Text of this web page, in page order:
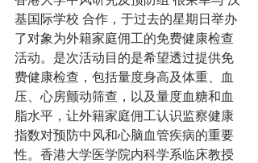
基国际学校 合作，于过去的星期日举办
了对象为外籍家庭佣工的免费健康检查
活动。是次活动目的是希望透过提供免
费健康检查，包括量度身高及体重、血
压、心房颤动筛查，以及量度血糖和血
脂水平，让外籍家庭佣工认识监察健康
指数对预防中风和心脑血管疾病的重要
性。香港大学医学院内科学系临床教授